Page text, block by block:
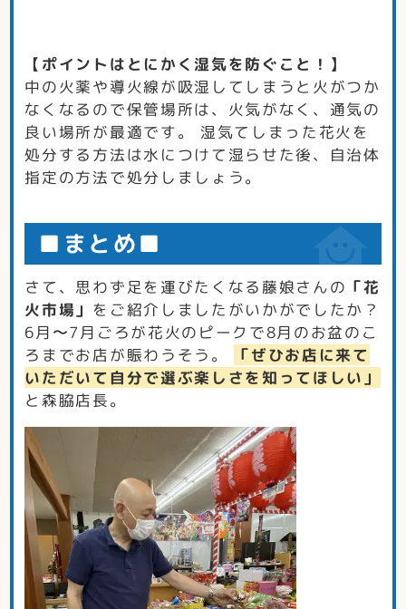
【ポイントはとにかく湿気を防ぐこと！】
中の火薬や導火線が吸湿してしまうと火がつか
なくなるので保管場所は、火気がなく、通気の
良い場所が最適です。 湿気てしまった花火を
処分する方法は水につけて湿らせた後、自治体
指定の方法で処分しましょう。
■まとめ■
さて、思わず足を運びたくなる藤娘さんの 「花
火市場」 をご紹介しましたがいかがでしたか？
6月〜7月ごろが花火のピークで8月のお盆のこ
ろまでお店が賑わうそう。
「ぜひお店に来て
いただいて自分で選ぶ楽しさを知ってほしい」
と森脇店長。